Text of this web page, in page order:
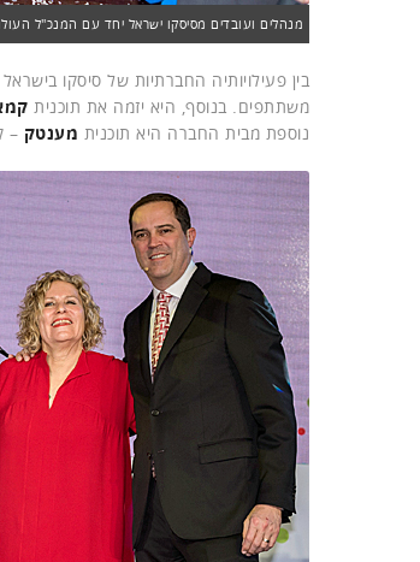
מנהלים ועובדים מסיסקו ישראל יחד עם המנכ"ל
בין פעילויותיה החברתיות של סיסקו
משתתפים. בנוסף, היא יזמה את תוכנית
נוספת מבית החברה היא תוכנית מענטק –